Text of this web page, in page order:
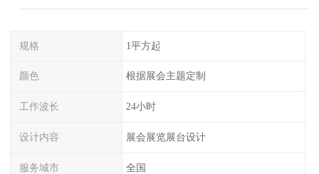
规格 1平方起
颜色 根据展会主题定制
工作波长 24小时
设计内容 展会展览展台设计
服务城市 全国